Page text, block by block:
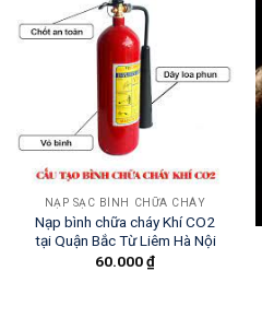
NẠP SẠC BÌNH CHỮA CHÁY
Nạp bình chữa cháy Khí CO2
tại Quận Bắc Từ Liêm Hà Nội
60.000₫